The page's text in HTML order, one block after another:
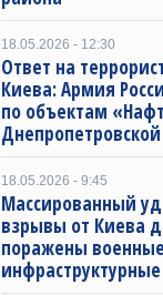
18.05.2026 - 12:30
Ответ на
Киева: Армия
по объектам
18.05.2026 - 9:45
Массированный
взрывы от Киева
поражены